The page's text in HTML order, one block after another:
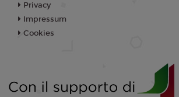
Privacy
Impressum
Cookies